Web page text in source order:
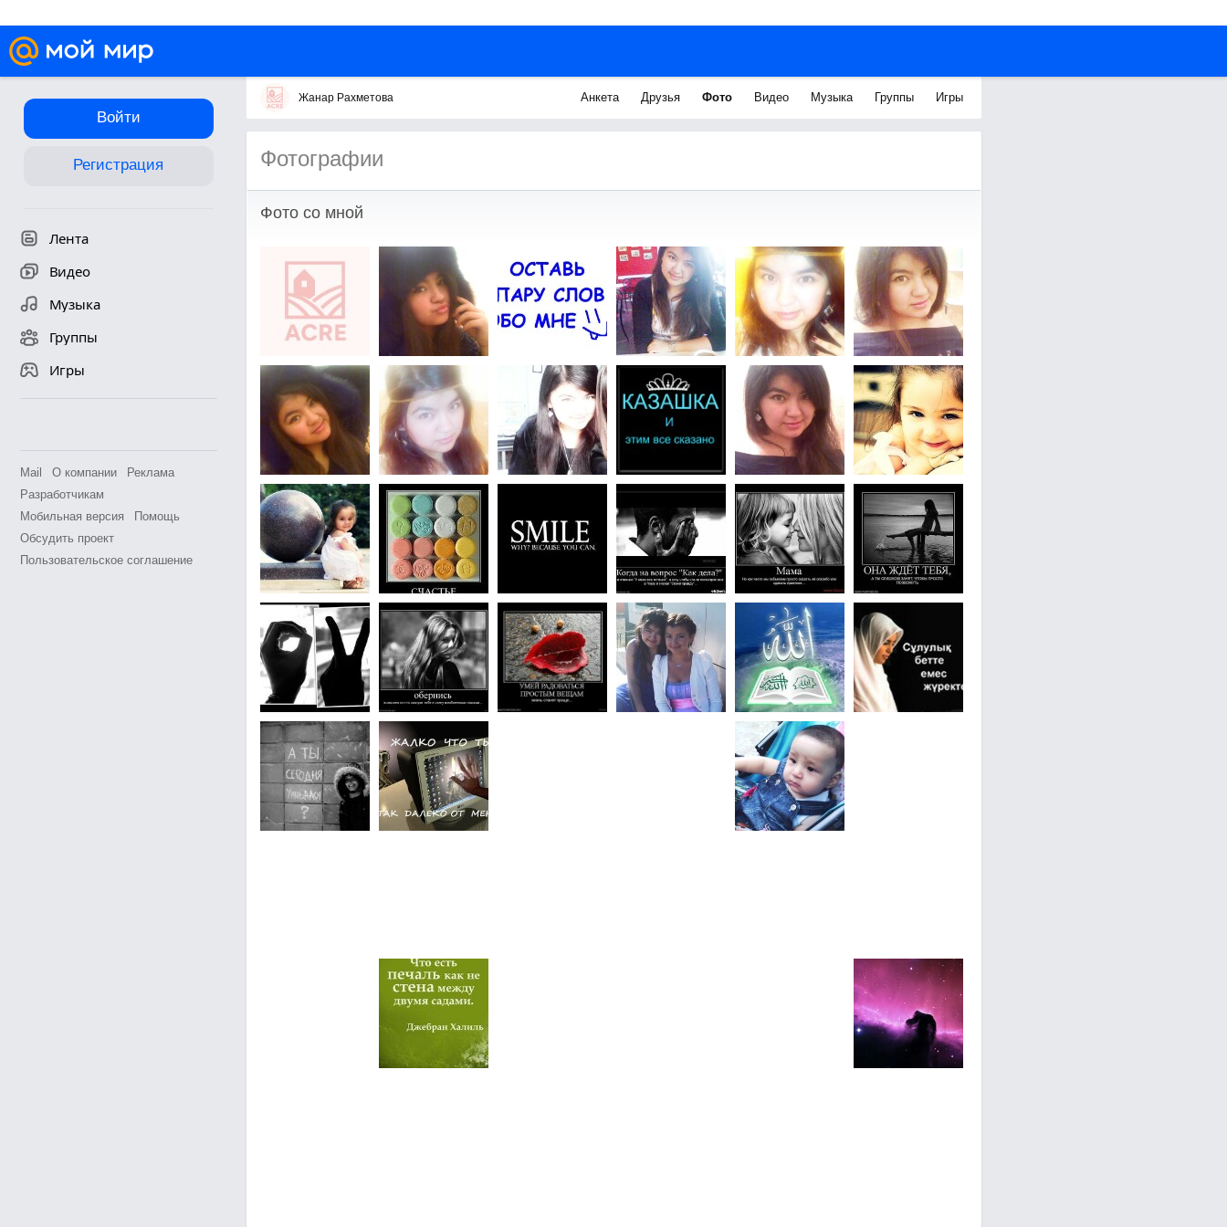
Войти
Регистрация
Лента
Видео
Музыка
Группы
Игры
Mail О компании
Реклама
Разработчикам
Мобильная версия
Помощь
Обсудить проект
Пользовательское соглашение
Жанар Рахметова Анкета Друзья Фото Видео Музыка Группы Игры
Фотографии
Фото со мной